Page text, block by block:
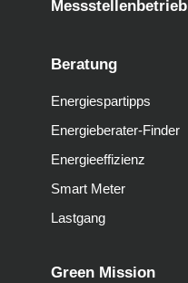
Messstellenbetrieb
Beratung
Energiespartipps
Energieberater-Finder
Energieeffizienz
Smart Meter
Lastgang
Green Mission